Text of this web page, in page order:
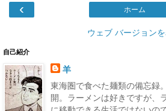
‹ ホーム
ウェブ バージョン
自己紹介
羊
東海圏で食べた麺類の備忘録
開。ラーメンは好きですが、